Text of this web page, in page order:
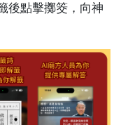
後點擊擲筊，向神